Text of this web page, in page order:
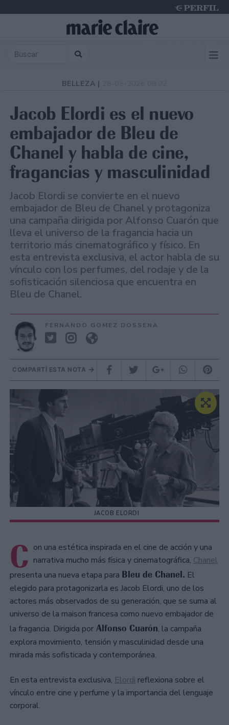
BELLEZA |
Jacob Elordi es el nuevo
embajador de Bleu de
Chanel y habla de cine,
fragancias y masculinidad
Jacob Elordi se convierte en el nuevo
embajador de Bleu de Chanel y protagoniza
una campaña dirigida por Alfonso Cuarón que
lleva el universo de la fragancia hacia un
territorio más cinematográfico y físico. En
esta entrevista exclusiva, el actor habla de su
vínculo con los perfumes, del rodaje y de la
sofisticación silenciosa que encuentra en
Bleu de Chanel.
FERNANDO GOMEZ DOSSENA
COMPARTÍ ESTA NOTA
JACOB ELORDI
C on una estética inspirada en el cine de acción y una
narrativa mucho más física y cinematográfica, Chanel
presenta una nueva etapa para Bleu de Chanel. El
elegido para protagonizarla es Jacob Elordi, uno de los
actores más observados de su generación, que se suma al
universo de la maison francesa como nuevo embajador de
la fragancia. Dirigida por Alfonso Cuarón, la campaña
explora movimiento, tensión y masculinidad desde una
mirada más sofisticada y contemporánea.
En esta entrevista exclusiva, Elordi reflexiona sobre el
vínculo entre cine y perfume y la importancia del lenguaje
corporal.